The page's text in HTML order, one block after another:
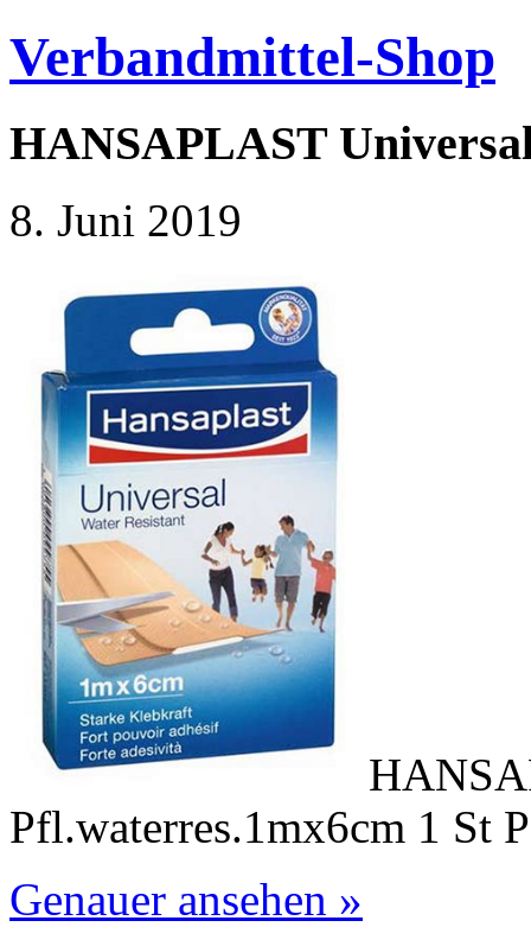
Verbandmittel-Shop
HANSAPLAST
8. Juni 2019
Pfl.waterres.1mx6cm 1 St
Genauer ansehen »